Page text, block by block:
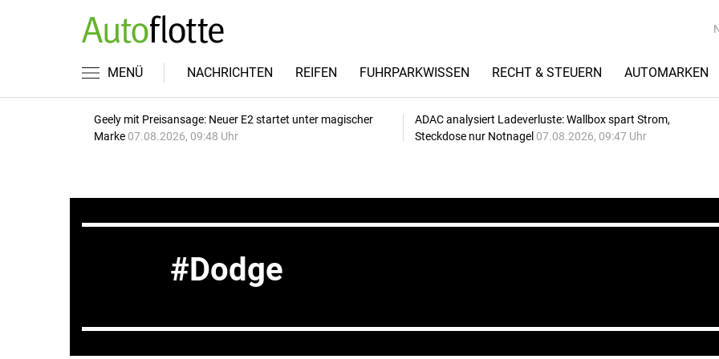
MENÜ NACHRICHTEN REIFEN FUHRPARKWISSEN RECHT & STEUERN AUTOMARKEN
Geely mit Preisansage: Neuer E2 startet unter magischer
Marke 07.08.2026, 09:48 Uhr
ADAC analysiert Ladeverluste: Wallbox spart Strom,
Steckdose nur Notnagel 07.08.2026, 09:47 Uhr
Dodge